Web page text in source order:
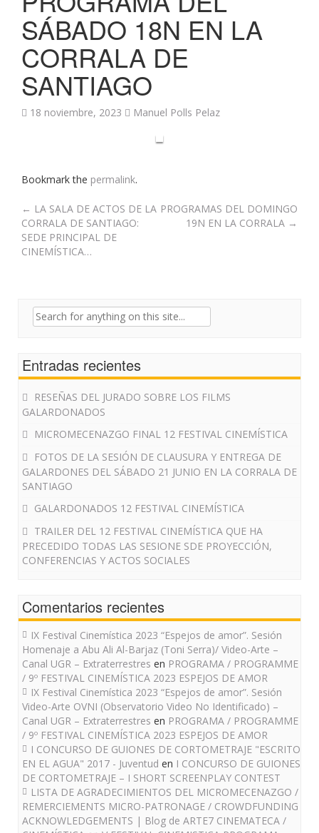
SÁBADO 18N EN LA
CORRALA DE
SANTIAGO
18 noviembre, 2023 Manuel Polls Pelaz
Bookmark the permalink.
Post
navigation
← LA SALA DE ACTOS DE LA
CORRALA DE SANTIAGO:
SEDE PRINCIPAL DE
CINEMÍSTICA…
PROGRAMAS DEL DOMINGO
19N EN LA CORRALA →
Search
Entradas recientes
RESEÑAS DEL JURADO SOBRE LOS FILMS
GALARDONADOS
MICROMECENAZGO FINAL 12 FESTIVAL CINEMÍSTICA
FOTOS DE LA SESIÓN DE CLAUSURA Y ENTREGA DE
GALARDONES DEL SÁBADO 21 JUNIO EN LA CORRALA DE
SANTIAGO
GALARDONADOS 12 FESTIVAL CINEMÍSTICA
TRAILER DEL 12 FESTIVAL CINEMÍSTICA QUE HA
PRECEDIDO TODAS LAS SESIONE SDE PROYECCIÓN,
CONFERENCIAS Y ACTOS SOCIALES
Comentarios recientes
IX Festival Cinemística 2023 “Espejos de amor”. Sesión
Homenaje a Abu Ali Al-Barjaz (Toni Serra)/ Video-Arte –
Canal UGR – Extraterrestres en PROGRAMA / PROGRAMME
/ 9º FESTIVAL CINEMÍSTICA 2023 ESPEJOS DE AMOR
IX Festival Cinemística 2023 “Espejos de amor”. Sesión
Video-Arte OVNI (Observatorio Video No Identificado) –
Canal UGR – Extraterrestres en PROGRAMA / PROGRAMME
/ 9º FESTIVAL CINEMÍSTICA 2023 ESPEJOS DE AMOR
I CONCURSO DE GUIONES DE CORTOMETRAJE "ESCRITO
EN EL AGUA" 2017 - Juventud en I CONCURSO DE GUIONES
DE CORTOMETRAJE – I SHORT SCREENPLAY CONTEST
LISTA DE AGRADECIMIENTOS DEL MICROMECENAZGO /
REMERCIEMENTS MICRO-PATRONAGE / CROWDFUNDING
ACKNOWLEDGEMENTS | Blog de ARTE7 CINEMATECA /